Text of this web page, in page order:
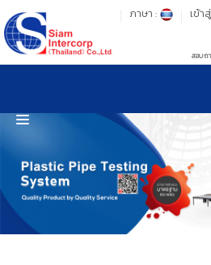
รู้ลึก รู้จริง เรื่องเครื่องมือทดสอบวัสดุ ! ยื
เข้า
ภาษา :
สอบถ
HOME
PRODUCT
OUR CLIENTS